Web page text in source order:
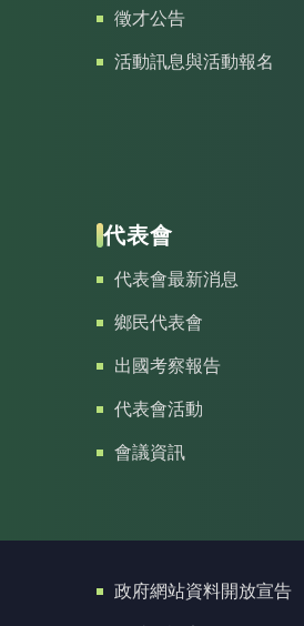
徵才公告
活動訊息與活動報名
代表會
代表會最新消息
鄉民代表會
出國考察報告
代表會活動
會議資訊
政府網站資料開放宣告